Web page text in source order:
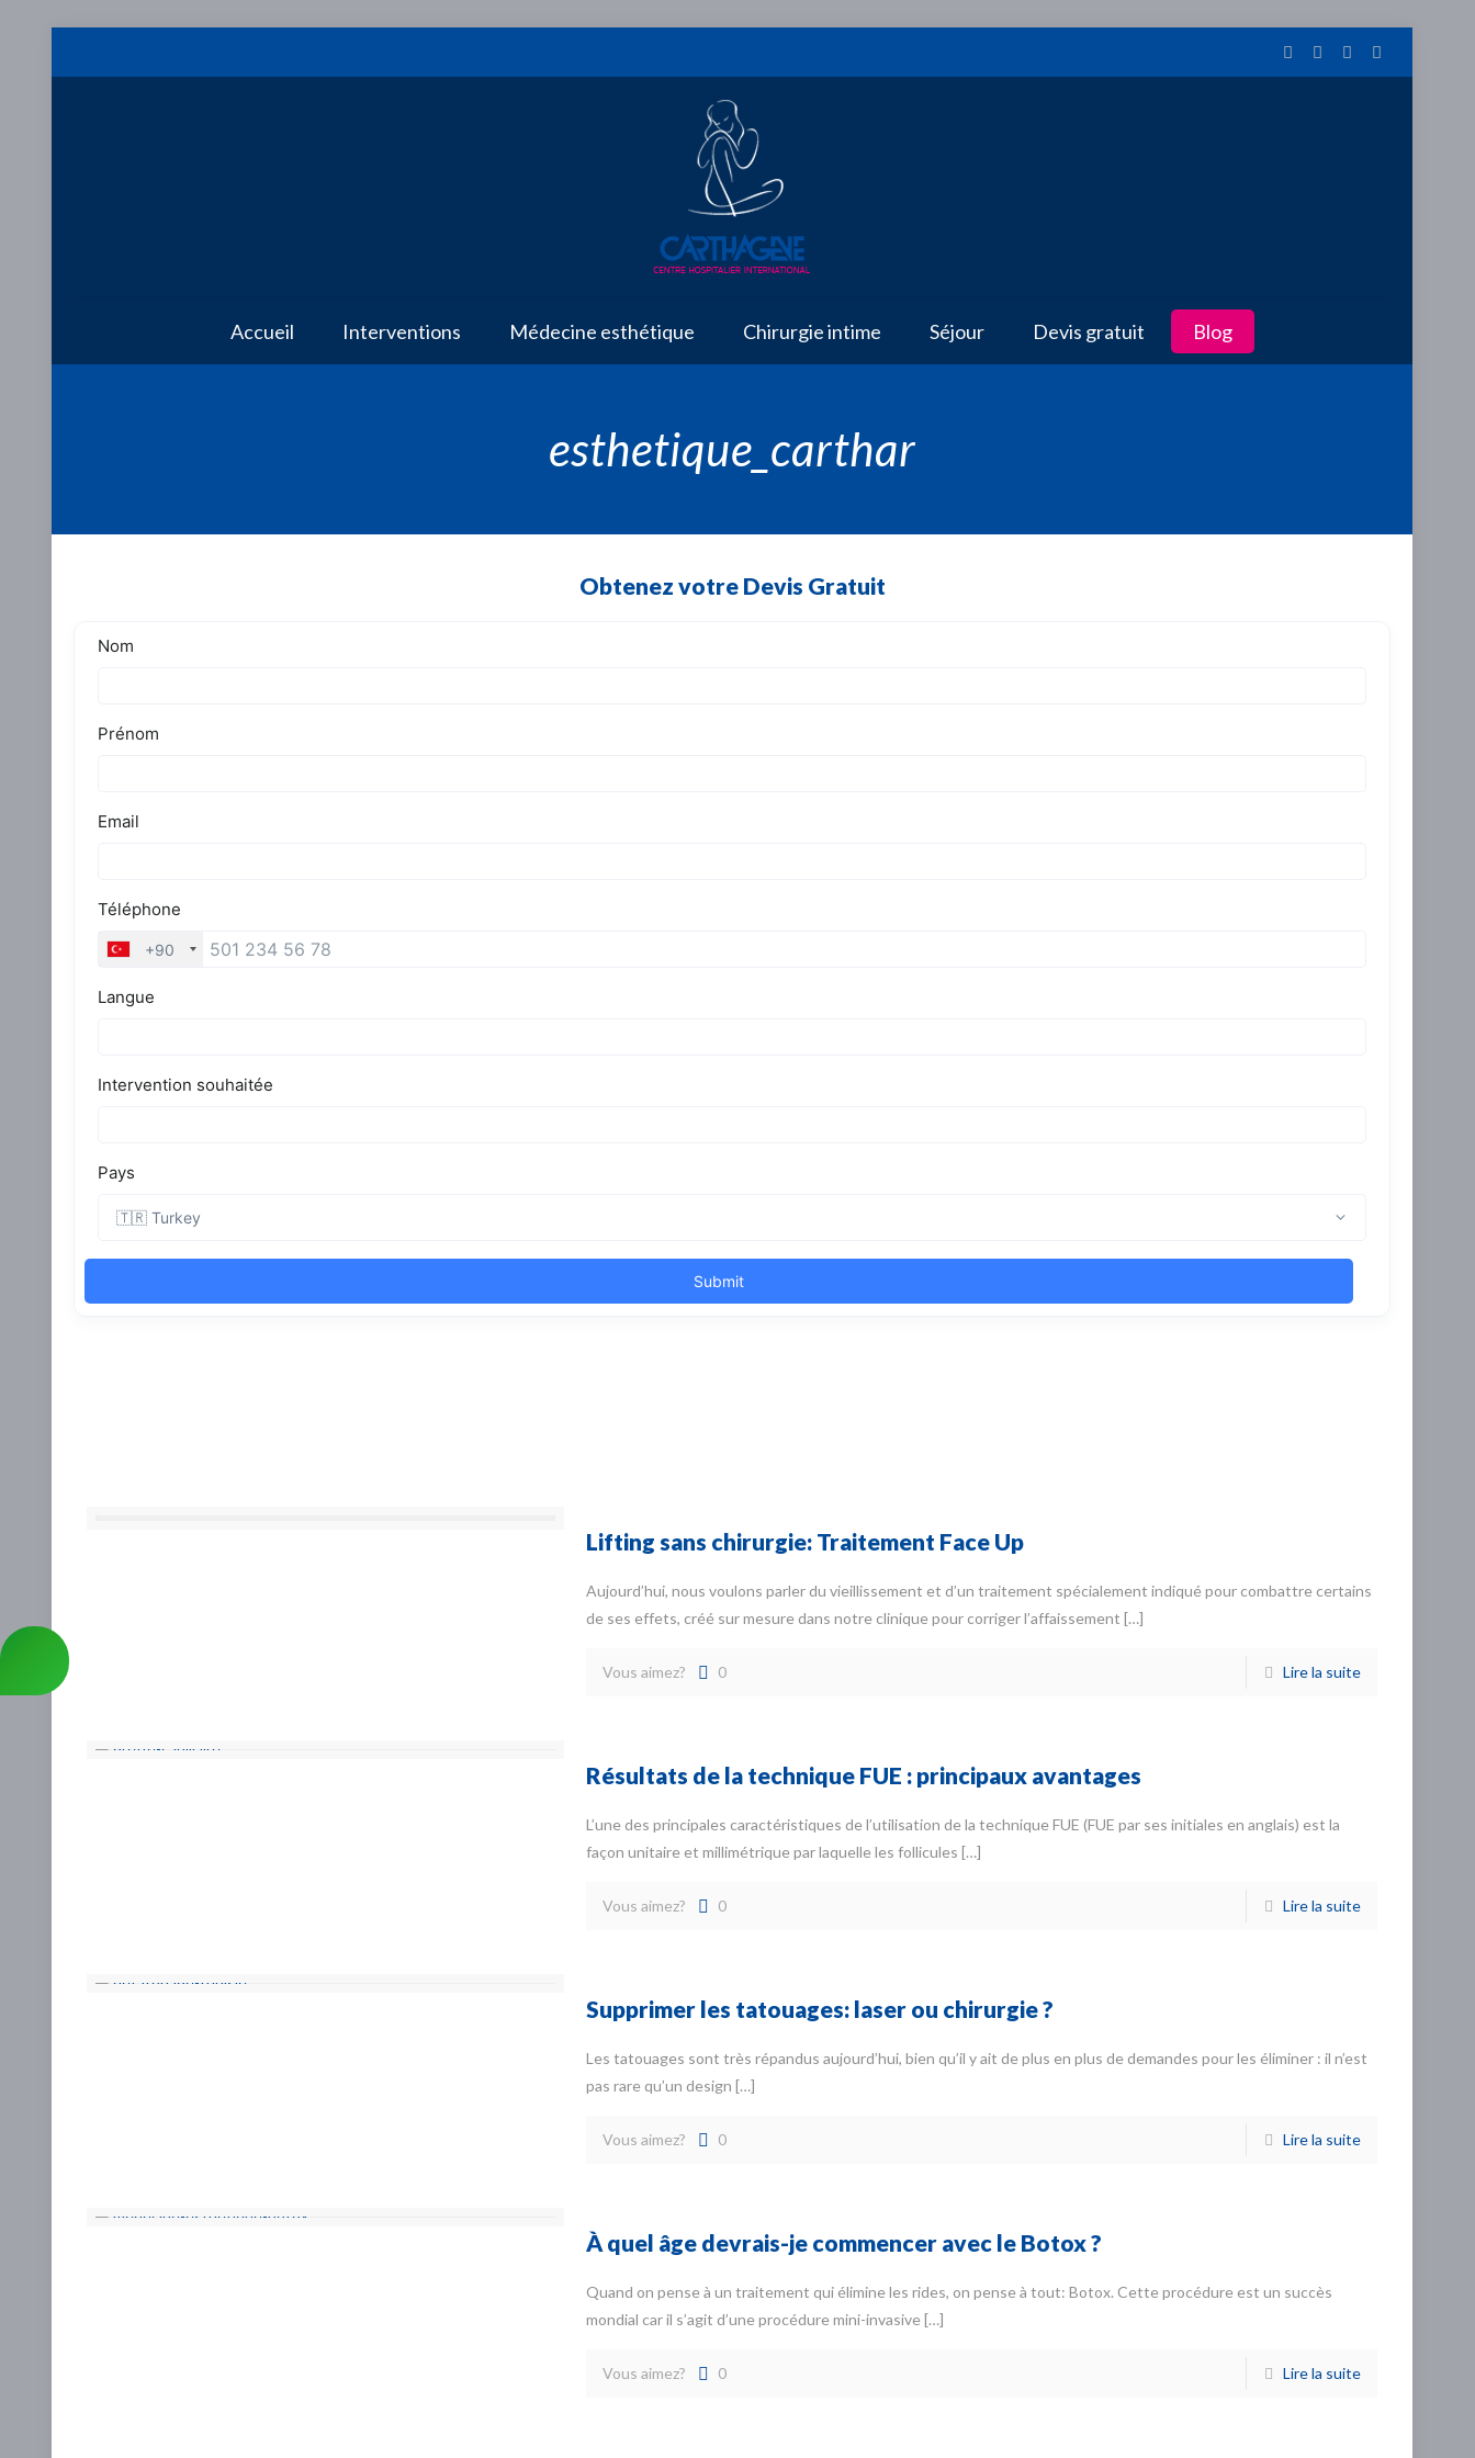
Accueil Interventions Médecine esthétique Chirurgie intime Séjour Devis gratuit Blog
esthetique_carthar
Obtenez votre Devis Gratuit
Lifting sans chirurgie: Traitement Face Up
Aujourd’hui, nous voulons parler du vieillissement et d’un traitement spécialement indiqué pour combattre certains
de ses effets, créé sur mesure dans notre clinique pour corriger l’affaissement […]
Vous aimez? 0 Lire la suite
Résultats de la technique FUE : principaux avantages
L’une des principales caractéristiques de l’utilisation de la technique FUE (FUE par ses initiales en anglais) est la
façon unitaire et millimétrique par laquelle les follicules […]
Vous aimez? 0 Lire la suite
Supprimer les tatouages: laser ou chirurgie ?
Les tatouages ​​sont très répandus aujourd’hui, bien qu’il y ait de plus en plus de demandes pour les éliminer : il n’est
pas rare qu’un design […]
Vous aimez? 0 Lire la suite
À quel âge devrais-je commencer avec le Botox ?
Quand on pense à un traitement qui élimine les rides, on pense à tout: Botox. Cette procédure est un succès
mondial car il s’agit d’une procédure mini-invasive […]
Vous aimez? 0 Lire la suite